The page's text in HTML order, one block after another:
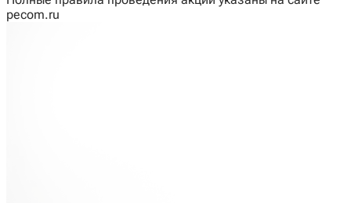
pecom.ru